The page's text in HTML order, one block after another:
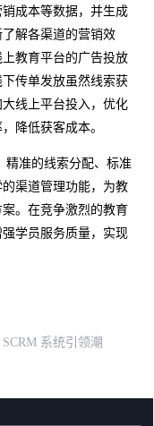
成本等数据，并生成
解各渠道的营销效
教育平台的广告投放
传单发放虽然线索获
线上平台投入，优化
降低获客成本。
精准的线索分配、标准
渠道管理功能，为教
。在竞争激烈的教育
学员服务质量，实现
系统引领潮